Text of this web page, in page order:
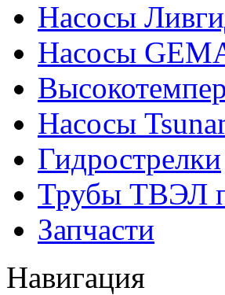
Насосы
Насосы
Насосы
Гидрострелки
Трубы ТВЭЛ
Запчасти
Навигация